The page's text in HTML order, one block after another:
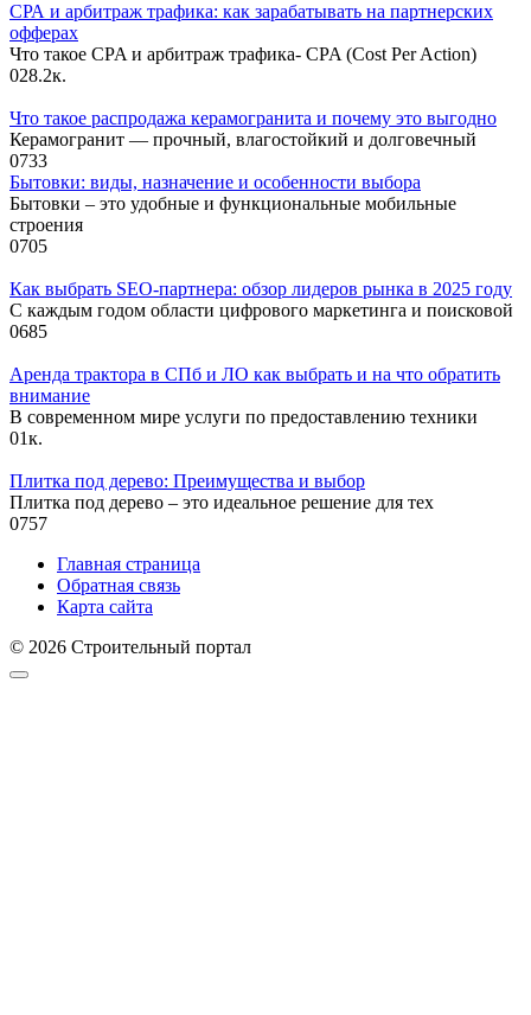
СРА и арбитраж трафика: как зарабатывать на партнерских
офферах
Что такое CPA и арбитраж трафика- CPA (Cost Per Action)
028.2к.
Что такое распродажа керамогранита и почему это выгодно
Керамогранит — прочный, влагостойкий и долговечный
0733
Бытовки: виды, назначение и особенности выбора
Бытовки – это удобные и функциональные мобильные
строения
0705
Как выбрать SEO-партнера: обзор лидеров рынка в 2025 году
С каждым годом области цифрового маркетинга и поисковой
0685
Аренда трактора в СПб и ЛО как выбрать и на что обратить
внимание
В современном мире услуги по предоставлению техники
01к.
Плитка под дерево: Преимущества и выбор
Плитка под дерево – это идеальное решение для тех
0757
Главная страница
Обратная связь
Карта сайта
© 2026 Строительный портал